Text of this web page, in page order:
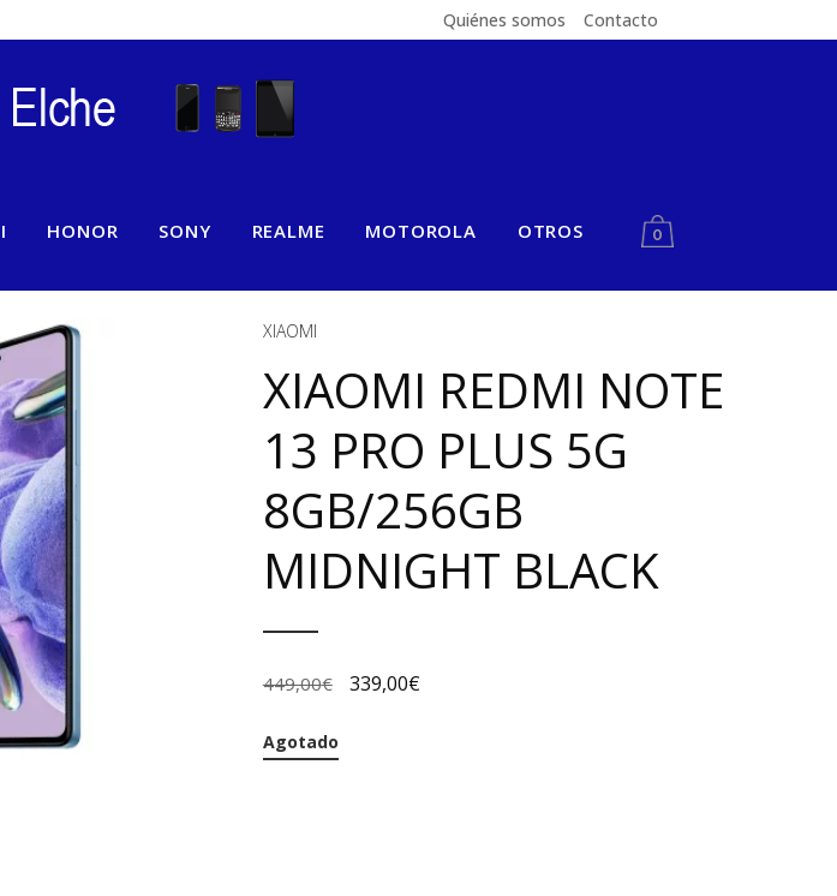
Quiénes somos Contacto
HONOR SONY REALME MOTOROLA OTROS 0
XIAOMI
XIAOMI REDMI NOTE
13 PRO PLUS 5G
8GB/256GB
MIDNIGHT BLACK
449,00€ 339,00€
Agotado